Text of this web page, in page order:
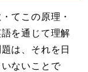
てこの原理・
を通じて理解
は、それを日
ないことで